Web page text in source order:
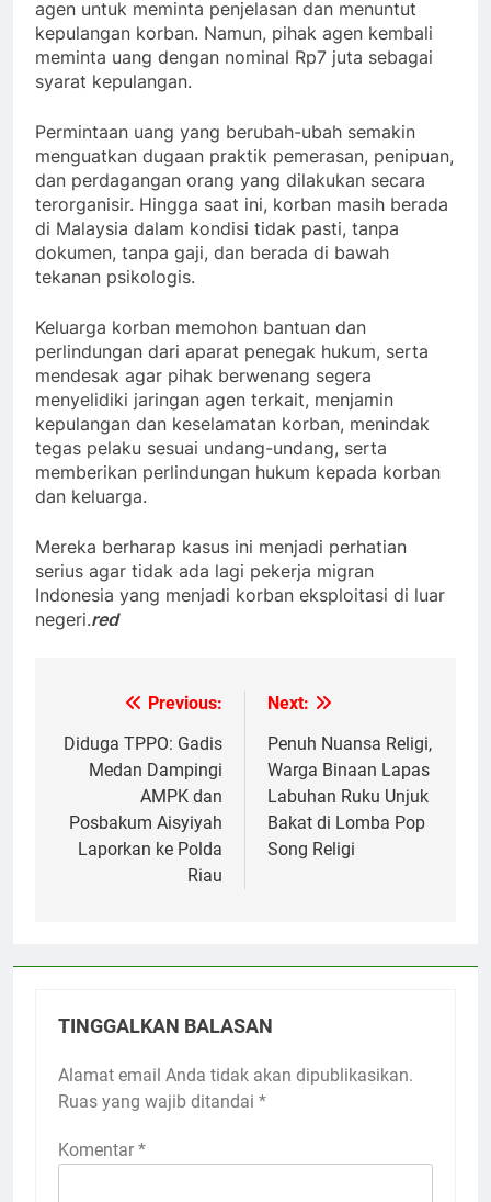
agen untuk meminta penjelasan dan menuntut
kepulangan korban. Namun, pihak agen kembali
meminta uang dengan nominal Rp7 juta sebagai
syarat kepulangan.
Permintaan uang yang berubah-ubah semakin
menguatkan dugaan praktik pemerasan, penipuan,
dan perdagangan orang yang dilakukan secara
terorganisir. Hingga saat ini, korban masih berada
di Malaysia dalam kondisi tidak pasti, tanpa
dokumen, tanpa gaji, dan berada di bawah
tekanan psikologis.
Keluarga korban memohon bantuan dan
perlindungan dari aparat penegak hukum, serta
mendesak agar pihak berwenang segera
menyelidiki jaringan agen terkait, menjamin
kepulangan dan keselamatan korban, menindak
tegas pelaku sesuai undang-undang, serta
memberikan perlindungan hukum kepada korban
dan keluarga.
Mereka berharap kasus ini menjadi perhatian
serius agar tidak ada lagi pekerja migran
Indonesia yang menjadi korban eksploitasi di luar
negeri.red
Navigasi
pos
Previous:
Diduga TPPO: Gadis
Medan Dampingi
AMPK dan
Posbakum Aisyiyah
Laporkan ke Polda
Riau
Next:
Penuh Nuansa Religi,
Warga Binaan Lapas
Labuhan Ruku Unjuk
Bakat di Lomba Pop
Song Religi
TINGGALKAN BALASAN
Alamat email Anda tidak akan dipublikasikan.
Ruas yang wajib ditandai *
Komentar *